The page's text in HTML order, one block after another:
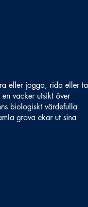
eller jogga, rida eller ta
vacker utsikt över
biologiskt värdefulla
grova ekar ut sina